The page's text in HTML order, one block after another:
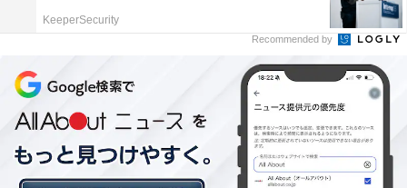
KeeperSecurity
Recommended by